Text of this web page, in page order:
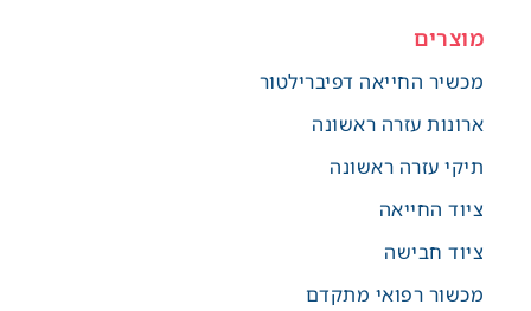
מוצרים
מכשיר החייאה דפיברילטור
ארונות עזרה ראשונה
תיקי עזרה ראשונה
ציוד החייאה
ציוד חבישה
מכשור רפואי מתקדם